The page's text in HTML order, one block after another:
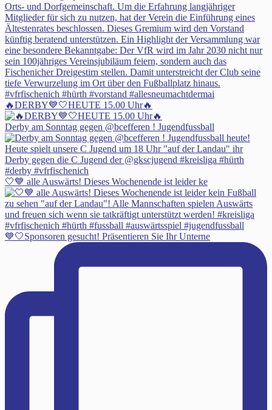
🔥DERBY💙🤍HEUTE 15.00 Uhr🔥
Derby am Sonntag gegen @bcefferen ! Jugendfussball
🤍💙 alle Auswärts! Dieses Wochenende ist leider ke
💙🤍Sponsoren gesucht! Präsentieren Sie Ihr Unterne